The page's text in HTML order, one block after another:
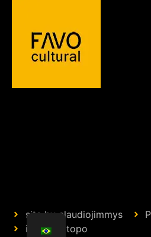
site by claudiojimmys
ir para o topo